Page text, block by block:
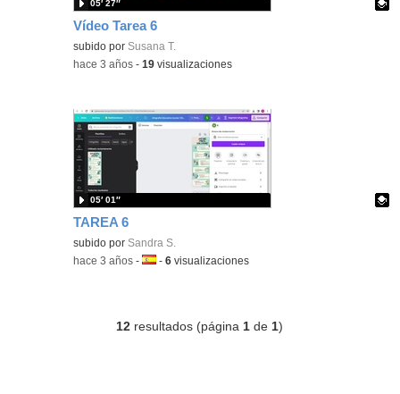
Vídeo Tarea 6
Contenido educativo.
subido por Susana T.
05′ 27″
-hace 3 años -19 visualizaciones
TAREA 6
Contenido educativo.
subido por Sandra S.
05′ 01″
-hace 3 años -Idioma:
-6 visualizaciones
12 resultados (página 1 de 1)